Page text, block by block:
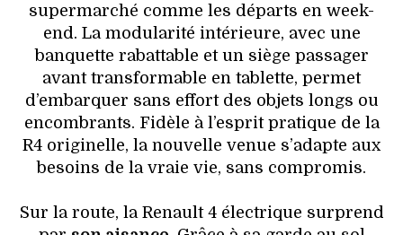
supermarché comme les départs en week-
end. La modularité intérieure, avec une
banquette rabattable et un siège passager
avant transformable en tablette, permet
d’embarquer sans effort des objets longs ou
encombrants. Fidèle à l’esprit pratique de la
R4 originelle, la nouvelle venue s’adapte aux
besoins de la vraie vie, sans compromis.
Sur la route, la Renault 4 électrique surprend